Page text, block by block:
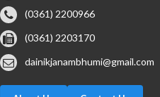
(0361) 2200966
(0361) 2203170
dainikjanambhumi@gmail.com